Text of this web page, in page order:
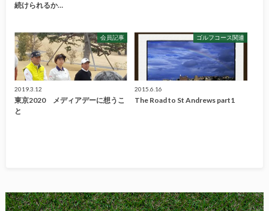
続けられるか…
会員記事
2019.3.12
東京2020 メディアデーに想うこ
と
ゴルフコース関連
2015.6.16
The Road to St Andrews part1